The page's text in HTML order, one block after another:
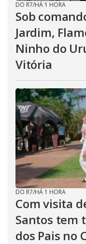
DO R7/HÁ 1 HORA
Sob
Jardim,
Ninho do
Vitória
DO R7/HÁ 1 HORA
Com visita
Santos tem
dos Pais no